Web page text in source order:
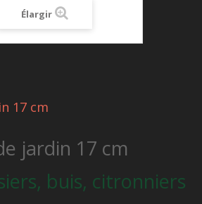
Élargir
17 cm
jardin 17 cm
buis, citronniers